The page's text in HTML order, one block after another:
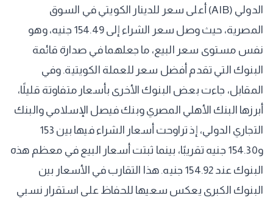
الدولي (AIB) أعلى سعر للدينار الكويتي في السوق
المصرية، حيث وصل سعر الشراء إلى 154.49 جنيه، وهو
نفس مستوى سعر البيع، ما جعلهما في صدارة قائمة
البنوك التي تقدم أفضل سعر للعملة الكويتية. وفي
المقابل، جاءت بعض البنوك الأخرى بأسعار متفاوتة قليلًا،
أبرزها البنك الأهلي المصري وبنك فيصل الإسلامي والبنك
التجاري الدولي، إذ تراوحت أسعار الشراء فيها بين 153
و154.30 جنيه تقريبًا، بينما ثبتت أسعار البيع في معظم هذه
البنوك عند 154.92 جنيه. هذا التقارب في الأسعار بين
البنوك الكبرى يعكس سعيها للحفاظ على استقرار نسبي